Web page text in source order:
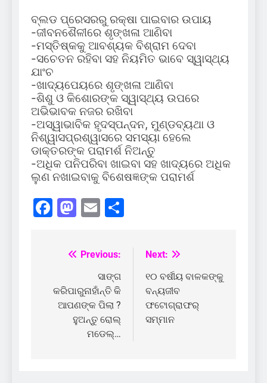
ବ୍ଲଡ ପ୍ରେସରରୁ ରକ୍ଷା ପାଇବାର ଉପାୟ
-ଜୀବନଶୈଳୀରେ ଶୃଙ୍ଖଳା ଆଣିବା
-ମସ୍ତିଷ୍କକୁ ଆବଶ୍ୟକ ବିଶ୍ରାମ ଦେବା
-ସଚେତନ ରହିବା ସହ ନିୟମିତ ଭାବେ ସ୍ୱାସ୍ଥ୍ୟ
ଯାଂଚ
-ଖାଦ୍ୟପେୟରେ ଶୃଙ୍ଖଳା ଆଣିବା
-ଶିଶୁ ଓ କିଶୋରଙ୍କ ସ୍ୱାସ୍ଥ୍ୟ ଉପରେ
ଅଭିଭାବକ ନଜର ରଖିବା
-ଅସ୍ୱାଭାବିକ ହୃଦସ୍ପନ୍ଦନ, ମୁଣ୍ଡବ୍ୟଥା ଓ
ନିଶ୍ୱାସପ୍ରଶ୍ୱାସରେ ସମସ୍ୟା ହେଲେ
ଡାକ୍ତରଙ୍କ ପରାମର୍ଶ ନିଅନ୍ତୁ
-ଅଧିକ ପନିପରିବା ଖାଇବା ସହ ଖାଦ୍ୟରେ ଅଧିକ
ଲୁଣ ନଖାଇବାକୁ ବିଶେଷଜ୍ଞଙ୍କ ପରାମର୍ଶ
Facebook
Mastodon
Email
Post
navigation
Previous:
ସାଙ୍ଗ
କରିପାରୁନାହାଁନ୍ତି କି
ଆପଣଙ୍କ ପିଲା ?
ହୁଅନ୍ତୁ ରୋଲ୍
ମଡେଲ୍…
Next:
୧୦ ବର୍ଷୀୟ ବାଳକଙ୍କୁ
ବନ୍ୟଜୀବ
ଫଟୋଗ୍ରାଫର୍‌
ସମ୍ମାନ